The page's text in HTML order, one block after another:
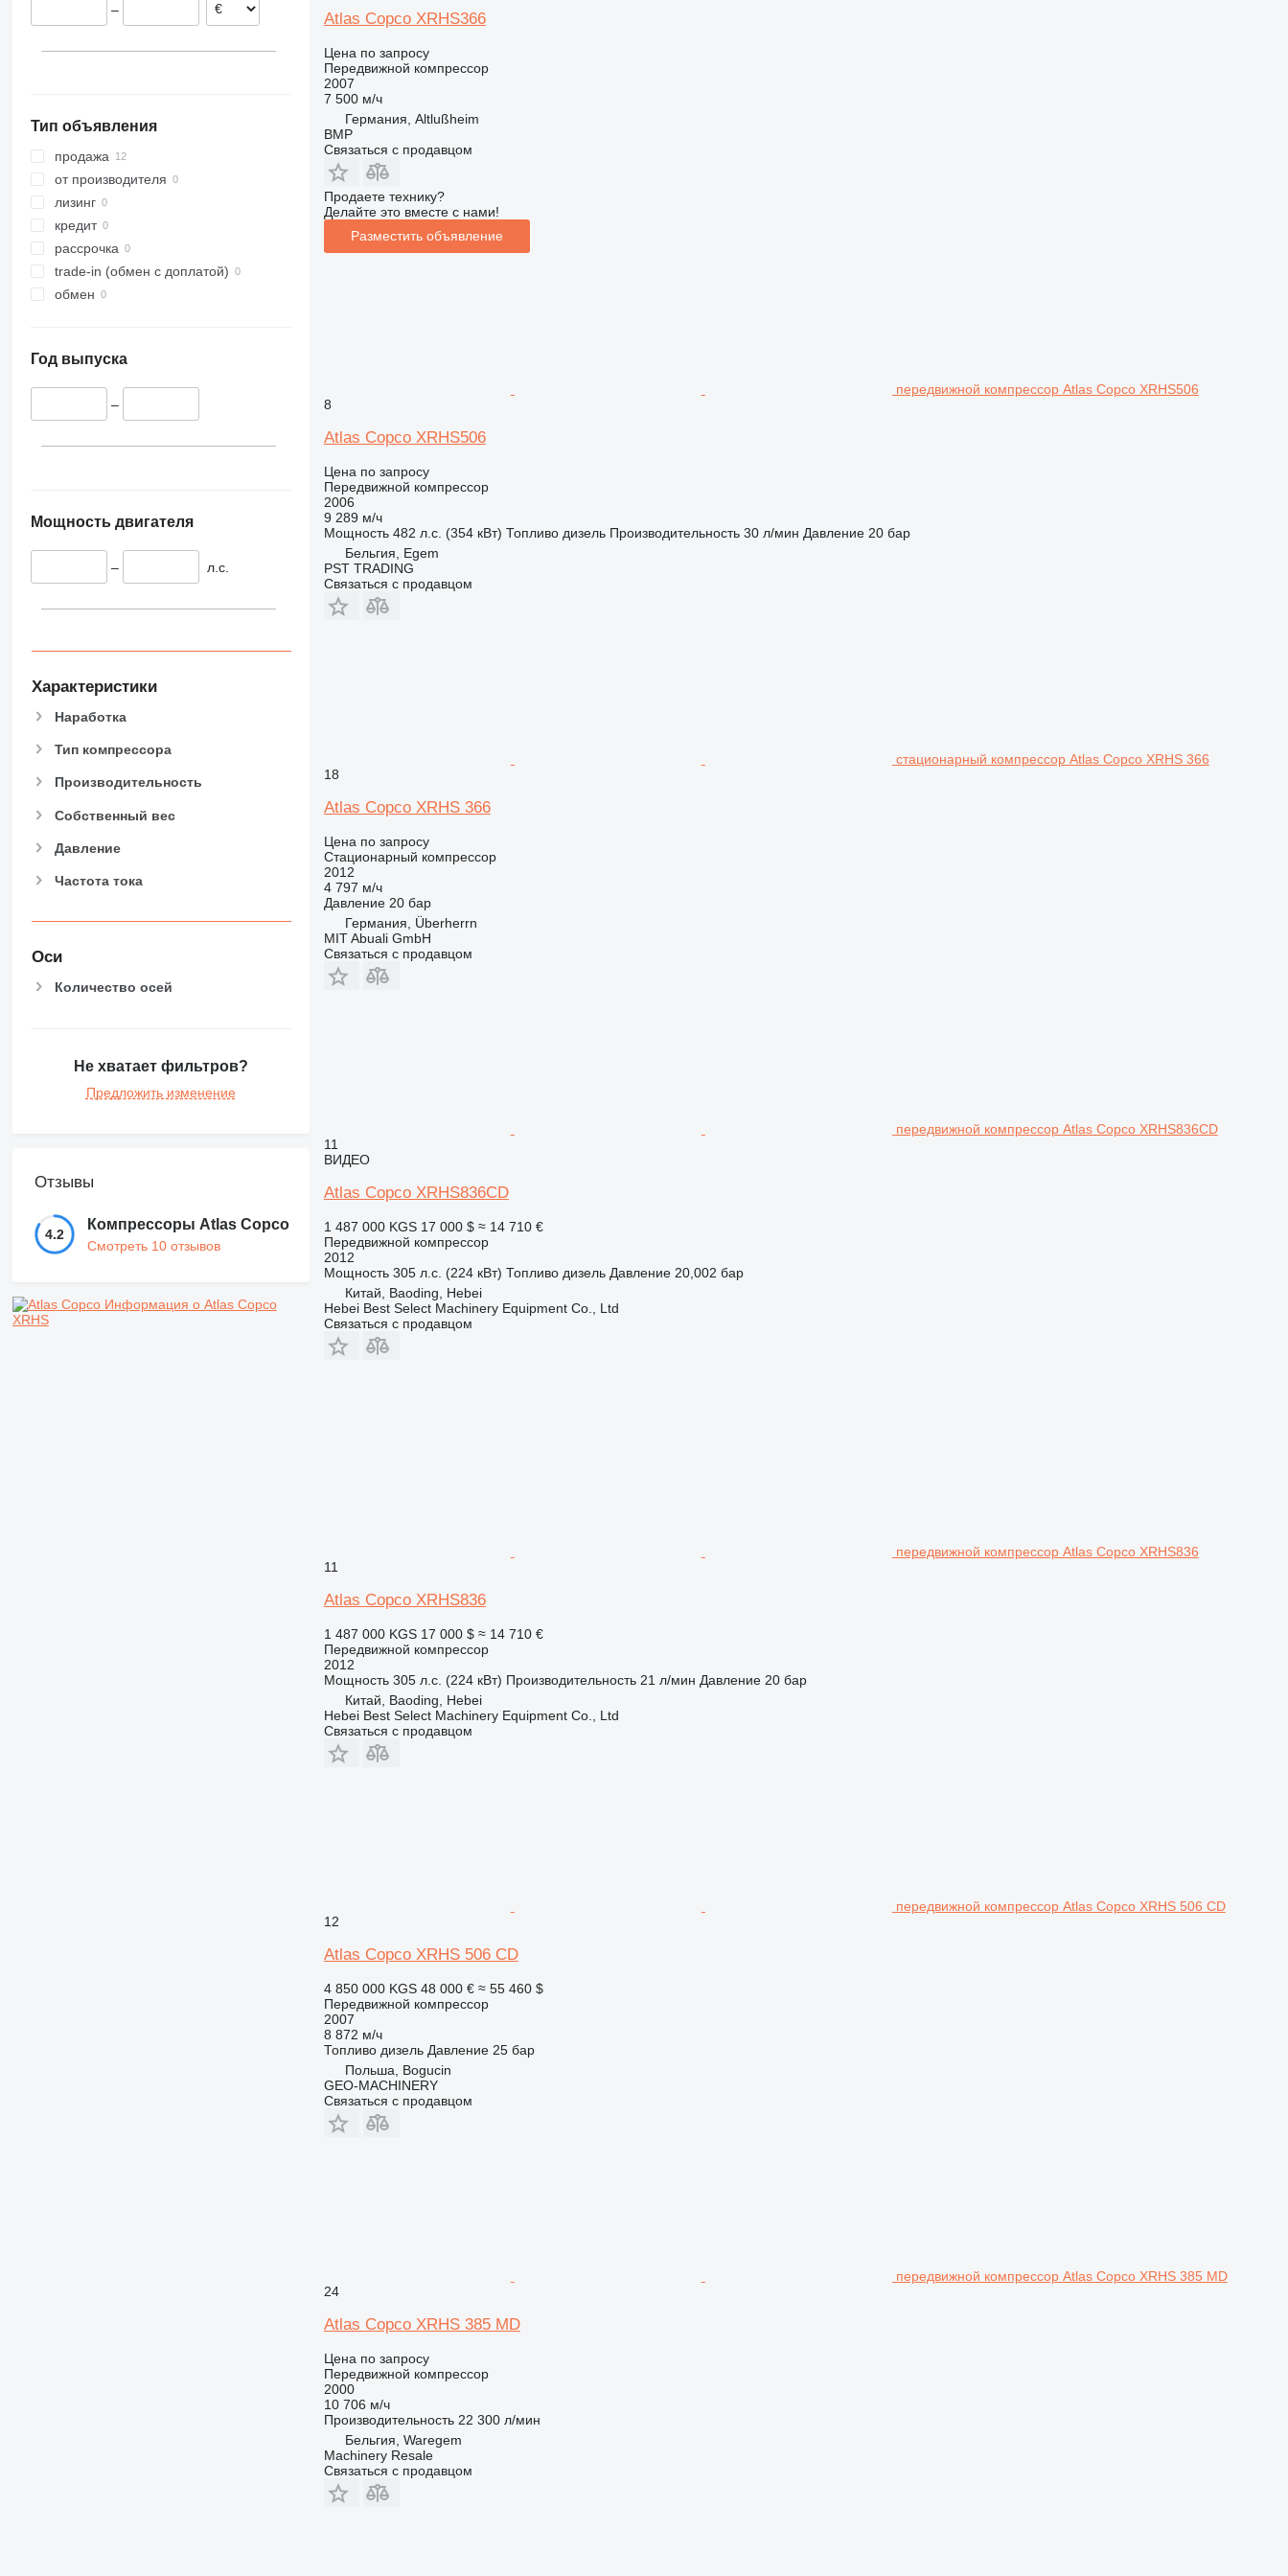
XAS 185
Косово
–
Тип объявления
продажа
от производителя
лизинг
кредит
рассрочка
trade-in (обмен с доплатой)
обмен
Год выпуска
–
Мощность двигателя
– л.с.
Характеристики
Наработка
Тип компрессора
Производительность
Собственный вес
Давление
Частота тока
Оси
Количество осей
Не хватает фильтров?
Предложить изменение
Отзывы
4.2
Компрессоры Atlas Copco
Смотреть 10 отзывов
Информация о Atlas Copco
XRHS
Atlas Copco XRHS366
Цена по запросу
Передвижной компрессор
2007
7 500 м/ч
Германия, Altlußheim
BMP
Связаться с продавцом
Продаете технику?
Делайте это вместе с нами!
Разместить объявление
передвижной компрессор Atlas Copco XRHS506
8
Atlas Copco XRHS506
Цена по запросу
Передвижной компрессор
2006
9 289 м/ч
Мощность 482 л.с. (354 кВт) Топливо дизель Производительность 30 л/мин Давление 20 бар
Бельгия, Egem
PST TRADING
Связаться с продавцом
стационарный компрессор Atlas Copco XRHS 366
18
Atlas Copco XRHS 366
Цена по запросу
Стационарный компрессор
2012
4 797 м/ч
Давление 20 бар
Германия, Überherrn
MIT Abuali GmbH
Связаться с продавцом
передвижной компрессор Atlas Copco XRHS836CD
11
ВИДЕО
Atlas Copco XRHS836CD
1 487 000 KGS 17 000 $ ≈ 14 710 €
Передвижной компрессор
2012
Мощность 305 л.с. (224 кВт) Топливо дизель Давление 20,002 бар
Китай, Baoding, Hebei
Hebei Best Select Machinery Equipment Co., Ltd
Связаться с продавцом
передвижной компрессор Atlas Copco XRHS836
11
Atlas Copco XRHS836
1 487 000 KGS 17 000 $ ≈ 14 710 €
Передвижной компрессор
2012
Мощность 305 л.с. (224 кВт) Производительность 21 л/мин Давление 20 бар
Китай, Baoding, Hebei
Hebei Best Select Machinery Equipment Co., Ltd
Связаться с продавцом
передвижной компрессор Atlas Copco XRHS 506 CD
12
Atlas Copco XRHS 506 CD
4 850 000 KGS 48 000 € ≈ 55 460 $
Передвижной компрессор
2007
8 872 м/ч
Топливо дизель Давление 25 бар
Польша, Bogucin
GEO-MACHINERY
Связаться с продавцом
передвижной компрессор Atlas Copco XRHS 385 MD
24
Atlas Copco XRHS 385 MD
Цена по запросу
Передвижной компрессор
2000
10 706 м/ч
Производительность 22 300 л/мин
Бельгия, Waregem
Machinery Resale
Связаться с продавцом